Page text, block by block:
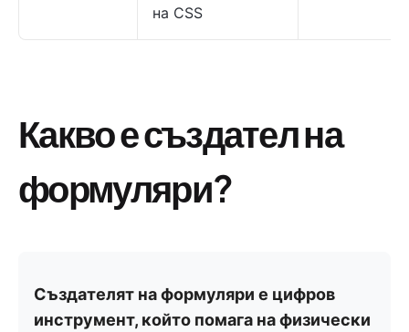
на CSS
Какво е създател на
формуляри?
Създателят на формуляри е цифров
инструмент, който помага на физически